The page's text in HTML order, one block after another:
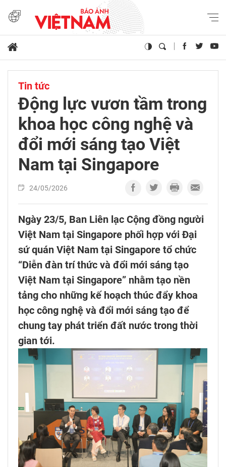
Tin tức
Động lực vươn tầm trong
khoa học công nghệ và
đổi mới sáng tạo Việt
Nam tại Singapore
24/05/2026
Ngày 23/5, Ban Liên lạc Cộng đồng người
Việt Nam tại Singapore phối hợp với Đại
sứ quán Việt Nam tại Singapore tổ chức
“Diễn đàn trí thức và đổi mới sáng tạo
Việt Nam tại Singapore” nhằm tạo nền
tảng cho những kế hoạch thúc đẩy khoa
học công nghệ và đổi mới sáng tạo để
chung tay phát triển đất nước trong thời
gian tới.